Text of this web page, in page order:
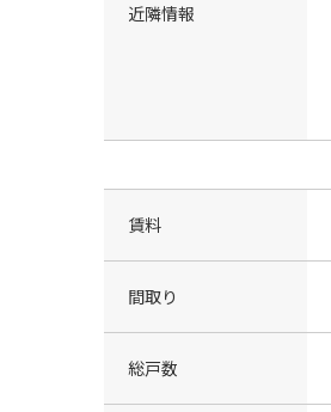
近隣情報
賃料
間取り
総戸数